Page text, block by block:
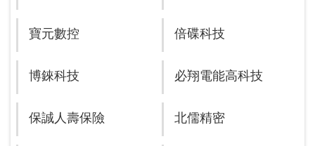
寶元數控 倍碟科技
博錸科技 必翔電能高科技
保誠人壽保險 北儒精密